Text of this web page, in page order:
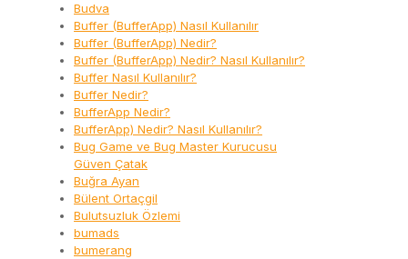
Budva
Buffer (BufferApp) Nasıl Kullanılır
Buffer (BufferApp) Nedir?
Buffer (BufferApp) Nedir? Nasıl Kullanılır?
Buffer Nasıl Kullanılır?
Buffer Nedir?
BufferApp Nedir?
BufferApp) Nedir? Nasıl Kullanılır?
Bug Game ve Bug Master Kurucusu
Güven Çatak
Buğra Ayan
Bülent Ortaçgil
Bulutsuzluk Özlemi
bumads
bumerang